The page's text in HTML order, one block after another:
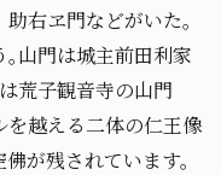
右ヱ門などがいた｡
山門は城主前田利家
荒子観音寺の山門
を越える二体の仁王像
が残されています。